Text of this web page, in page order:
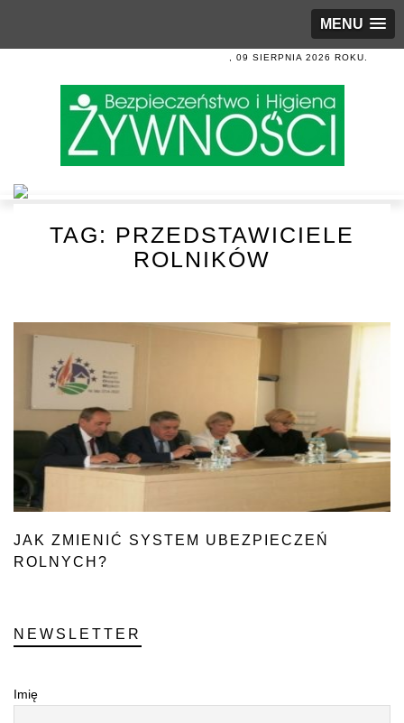
MENU
, 09 SIERPNIA 2026 ROKU.
TAG: PRZEDSTAWICIELE
ROLNIKÓW
JAK ZMIENIĆ SYSTEM UBEZPIECZEŃ
ROLNYCH?
NEWSLETTER
Imię